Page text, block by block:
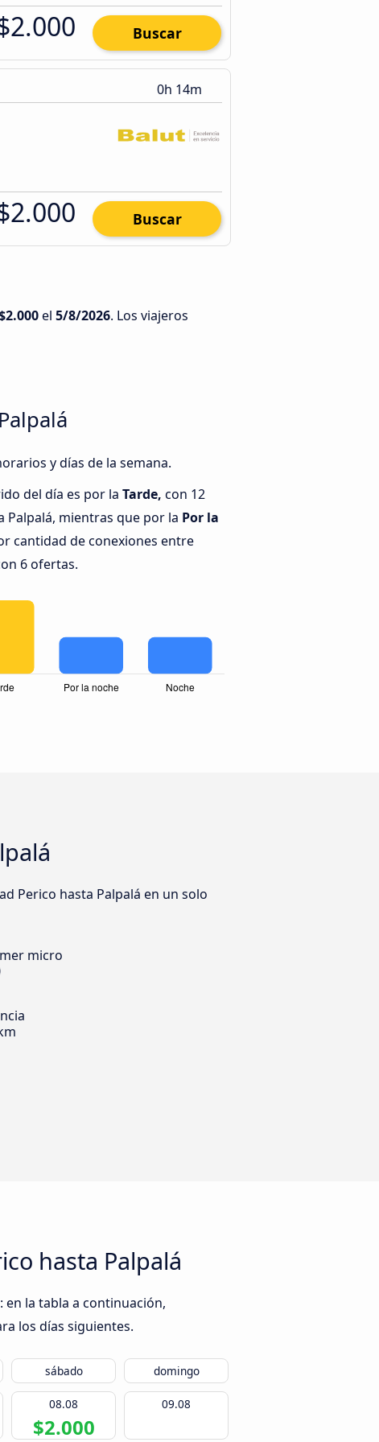
Buscar
0h 14m
Buscar
el 5/8/2026. Los viajeros
y días de la semana.
del día es por la Tarde, con 12
Palpalá, mientras que por la Por la
cantidad de conexiones entre
6 ofertas.
Perico hasta Palpalá en un solo
micro
hasta Palpalá
en la tabla a continuación,
los días siguientes.
sábado domingo
08.08
$2.000
09.08